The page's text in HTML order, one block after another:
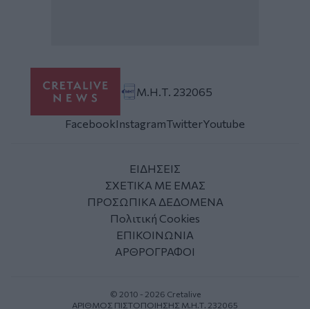
Μ.Η.Τ. 232065
FacebookInstagramTwitterYoutube
ΕΙΔΗΣΕΙΣ
ΣΧΕΤΙΚΑ ΜΕ ΕΜΑΣ
ΠΡΟΣΩΠΙΚΑ ΔΕΔΟΜΕΝΑ
Πολιτική Cookies
ΕΠΙΚΟΙΝΩΝΙΑ
ΑΡΘΡΟΓΡΑΦΟΙ
© 2010 - 2026 Cretalive
ΑΡΙΘΜΟΣ ΠΙΣΤΟΠΟΙΗΣΗΣ Μ.Η.Τ. 232065